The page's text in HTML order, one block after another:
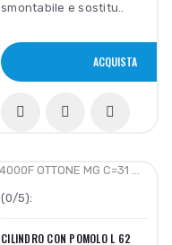
smontabile e sostitu..
ACQUISTA
(0/5):
CILINDRO CON POMOLO L 62